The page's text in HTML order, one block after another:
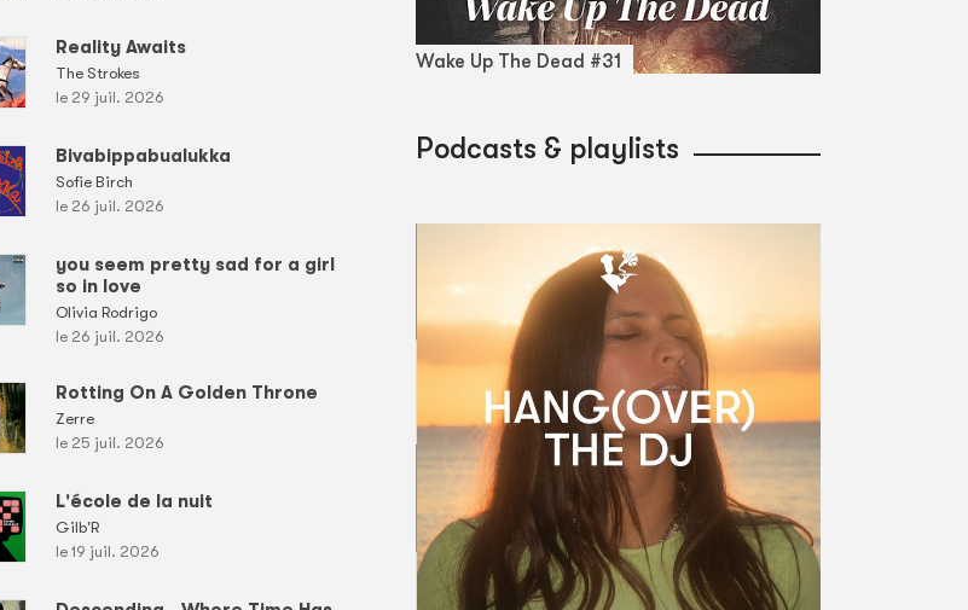
Reality Awaits
The Strokes
le 29 juil. 2026
Bivabippabualukka
Sofie Birch
le 26 juil. 2026
you seem pretty sad for a girl
so in love
Olivia Rodrigo
le 26 juil. 2026
Rotting On A Golden Throne
Zerre
le 25 juil. 2026
L'école de la nuit
Gilb'R
le 19 juil. 2026
Wake Up The Dead #31
Podcasts & playlists